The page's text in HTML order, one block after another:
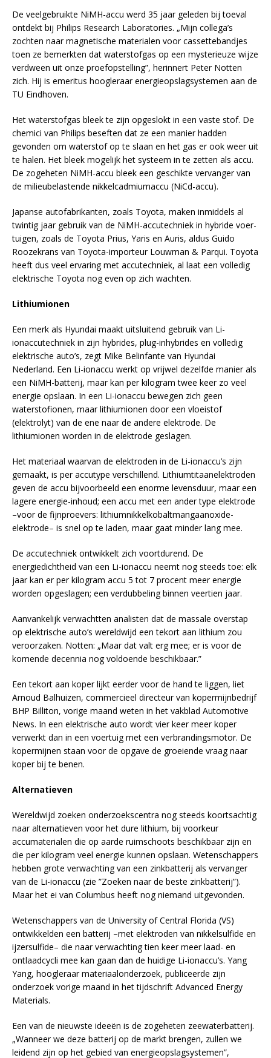
De veelgebruikte NiMH-accu werd 35 jaar geleden bij toeval
ontdekt bij Philips Research Laboratories. „Mijn collega’s
zochten naar magnetische materialen voor cassettebandjes
toen ze bemerkten dat waterstofgas op een mysterieuze wijze
verdween uit onze proefopstelling”, herinnert Peter Notten
zich. Hij is emeritus hoogleraar energieopslagsystemen aan de
TU Eindhoven.
Het waterstofgas bleek te zijn opgeslokt in een vaste stof. De
chemici van Philips beseften dat ze een manier hadden
gevonden om waterstof op te slaan en het gas er ook weer uit
te halen. Het bleek mogelijk het systeem in te zetten als accu.
De zogeheten NiMH-accu bleek een geschikte vervanger van
de milieubelastende nikkelcadmiumaccu (NiCd-accu).
Japanse autofabrikanten, zoals Toyota, maken inmiddels al
twintig jaar gebruik van de NiMH-accutechniek in hybride voer-
tuigen, zoals de Toyota Prius, Yaris en Auris, aldus Guido
Roozekrans van Toyota-importeur Louwman & Parqui. Toyota
heeft dus veel ervaring met accutechniek, al laat een volledig
elektrische Toyota nog even op zich wachten.
Lithiumionen
Een merk als Hyundai maakt uitsluitend gebruik van Li-
ionaccutechniek in zijn hybrides, plug-inhybrides en volledig
elektrische auto’s, zegt Mike Belinfante van Hyundai
Nederland. Een Li-ionaccu werkt op vrijwel dezelfde manier als
een NiMH-batterij, maar kan per kilogram twee keer zo veel
energie opslaan. In een Li-ionaccu bewegen zich geen
waterstofionen, maar lithiumionen door een vloeistof
(elektrolyt) van de ene naar de andere elektrode. De
lithiumionen worden in de elektrode geslagen.
Het materiaal waarvan de elektroden in de Li-ionaccu’s zijn
gemaakt, is per accutype verschillend. Lithiumtitaanelektroden
geven de accu bijvoorbeeld een enorme levensduur, maar een
lagere energie-inhoud; een accu met een ander type elektrode
–voor de fijnproevers: lithiumnikkelkobaltmangaanoxide-
elektrode– is snel op te laden, maar gaat minder lang mee.
De accutechniek ontwikkelt zich voortdurend. De
energiedichtheid van een Li-ionaccu neemt nog steeds toe: elk
jaar kan er per kilogram accu 5 tot 7 procent meer energie
worden opgeslagen; een verdubbeling binnen veertien jaar.
Aanvankelijk verwachtten analisten dat de massale overstap
op elektrische auto’s wereldwijd een tekort aan lithium zou
veroorzaken. Notten: „Maar dat valt erg mee; er is voor de
komende decennia nog voldoende beschikbaar.”
Een tekort aan koper lijkt eerder voor de hand te liggen, liet
Arnoud Balhuizen, commercieel directeur van kopermijnbedrijf
BHP Billiton, vorige maand weten in het vakblad Automotive
News. In een elektrische auto wordt vier keer meer koper
verwerkt dan in een voertuig met een verbrandingsmotor. De
kopermijnen staan voor de opgave de groeiende vraag naar
koper bij te benen.
Alternatieven
Wereldwijd zoeken onderzoekscentra nog steeds koortsachtig
naar alternatieven voor het dure lithium, bij voorkeur
accumaterialen die op aarde ruimschoots beschikbaar zijn en
die per kilogram veel energie kunnen opslaan. Wetenschappers
hebben grote verwachting van een zinkbatterij als vervanger
van de Li-ionaccu (zie ”Zoeken naar de beste zinkbatterij”).
Maar het ei van Columbus heeft nog niemand uitgevonden.
Wetenschappers van de University of Central Florida (VS)
ontwikkelden een batterij –met elektroden van nikkelsulfide en
ijzersulfide– die naar verwachting tien keer meer laad- en
ontlaadcycli mee kan gaan dan de huidige Li-ionaccu’s. Yang
Yang, hoogleraar materiaalonderzoek, publiceerde zijn
onderzoek vorige maand in het tijdschrift Advanced Energy
Materials.
Een van de nieuwste ideeën is de zogeheten zeewaterbatterij.
„Wanneer we deze batterij op de markt brengen, zullen we
leidend zijn op het gebied van energieopslagsystemen”,